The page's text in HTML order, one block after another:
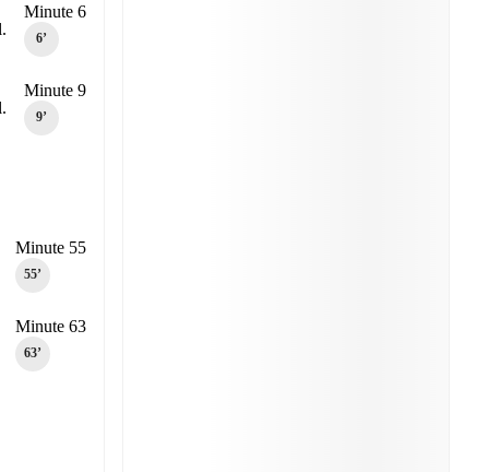
Minute 6
6‎’‎
Minute 9
9‎’‎
Minute 55
55‎’‎
Minute 63
63‎’‎